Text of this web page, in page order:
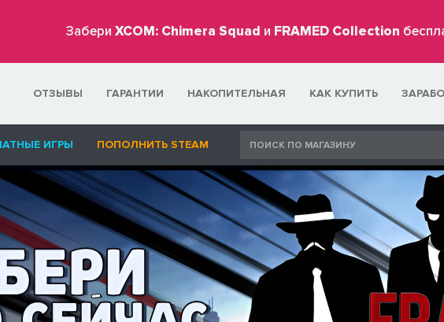
Забери XCOM: Chimera Squad и FRAMED Collection
ОТЗЫВЫ ГАРАНТИИ НАКОПИТЕЛЬНАЯ КАК КУПИТЬ
ИГРЫ ПОПОЛНИТЬ STEAM